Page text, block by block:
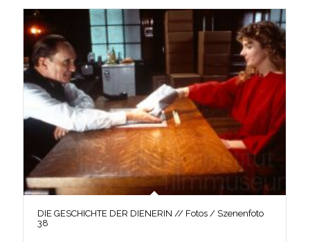
DIE GESCHICHTE DER DIENERIN // Fotos / Szenenfoto
38